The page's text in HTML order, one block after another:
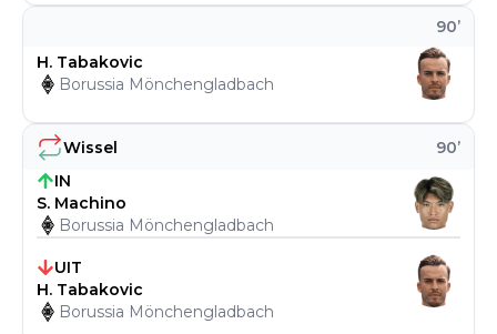
Wissel 90’
IN
S. Machino
Borussia Mönchengladbach
UIT
H. Tabakovic
Borussia Mönchengladbach
90’
H. Tabakovic
Borussia Mönchengladbach